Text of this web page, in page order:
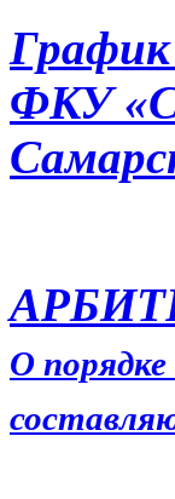
График
ФКУ
О порядке